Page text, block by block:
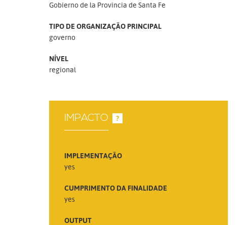
Gobierno de la Provincia de Santa Fe
TIPO DE ORGANIZAÇÃO PRINCIPAL
governo
NÍVEL
regional
IMPACTO ?
IMPLEMENTAÇÃO
yes
CUMPRIMENTO DA FINALIDADE
yes
OUTPUT